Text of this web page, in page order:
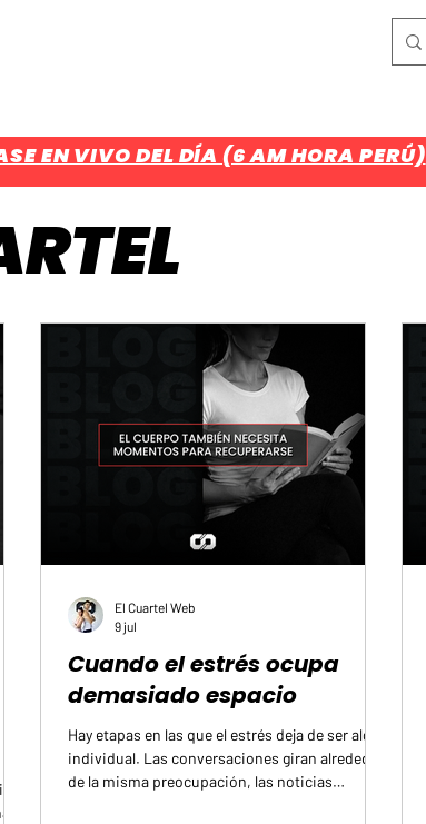
EN VIVO DEL DÍA (6 AM HORA PERÚ)
el
Cuando el estrés ocupa
demasiado espacio
Hay etapas en las que el estrés deja de ser algo
individual. Las conversaciones giran alrededor
de la misma preocupación, las noticias
El Cuartel Web
9 jul